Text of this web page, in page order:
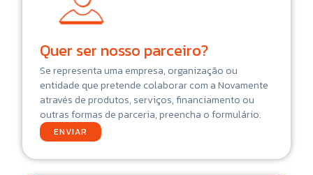
Quer ser nosso parceiro?
Se representa uma empresa, organização ou
entidade que pretende colaborar com a Novamente
através de produtos, serviços, financiamento ou
outras formas de parceria, preencha o formulário.
ENVIAR